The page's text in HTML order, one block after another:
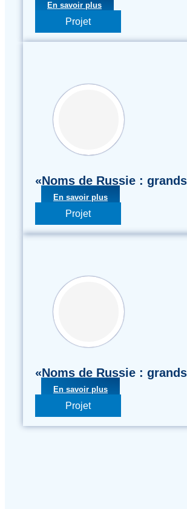
En savoir plus
Projet
«Noms de Russie :
En savoir plus
Projet
«Noms de Russie :
En savoir plus
Projet